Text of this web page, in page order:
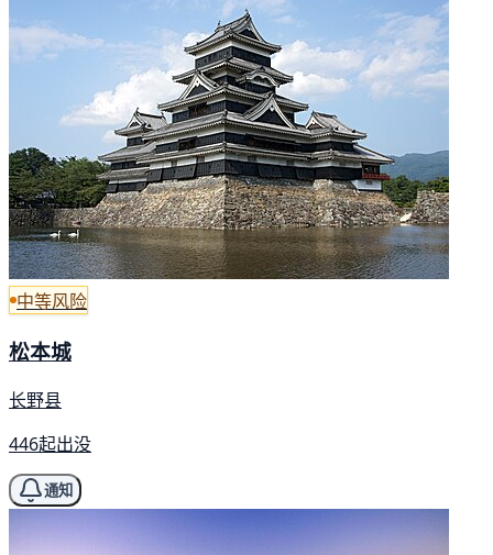
中等风险
松本城
长野县
446起出没
通知